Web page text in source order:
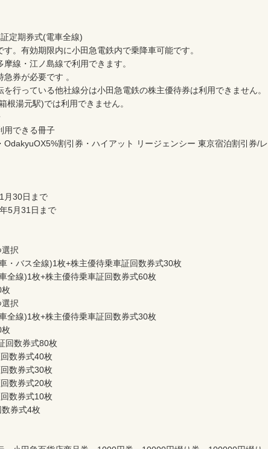
定期券式(電車全線)
す。有効期限内に小田急電鉄内で乗降車可能です。
線・江ノ島線で利用できます。
券が必要です 。
を行っている他社線分は小田急電鉄の株主優待券は利用できません。
根湯元駅)では利用できません。
用できる冊子
OdakyuOX5%割引券・ハイアット リージェンシー 東京宿泊割引券/レ
月30日まで
5月31日まで
択
・バス全線)1枚+株主優待乗車証回数券式30枚
全線)1枚+株主優待乗車証回数券式60枚
択
全線)1枚+株主優待乗車証回数券式30枚
回数券式80枚
数券式40枚
数券式30枚
数券式20枚
数券式10枚
券式4枚